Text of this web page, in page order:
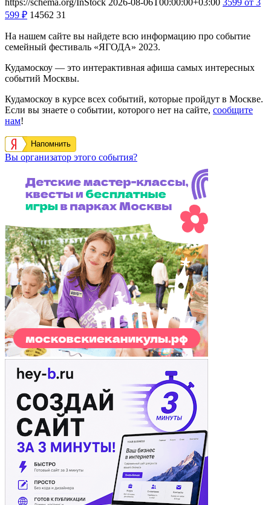
https://schema.org/InStock 2026-08-06T00:00:00+03:00 3599 от 3
599 ₽ 14562 31
На нашем сайте вы найдете всю информацию про событие
семейный фестиваль «ЯГОДА» 2023.
Кудамоскоу — это интерактивная афиша самых интересных
событий Москвы.
Кудамоскоу в курсе всех событий, которые пройдут в Москве.
Если вы знаете о событии, которого нет на сайте, сообщите
нам!
Напомнить
Вы организатор этого события?